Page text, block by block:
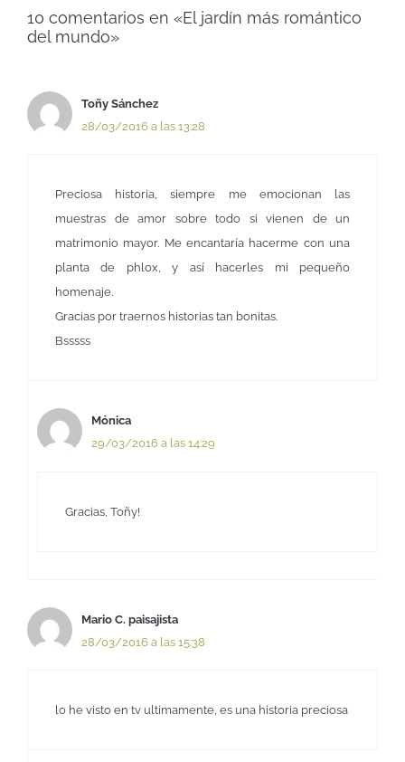
10 comentarios en «El jardín más romántico
del mundo»
Toñy Sánchez
28/03/2016 a las 13:28
Preciosa historia, siempre me emocionan las
muestras de amor sobre todo si vienen de un
matrimonio mayor. Me encantaría hacerme con una
planta de phlox, y así hacerles mi pequeño
homenaje.
Gracias por traernos historias tan bonitas.
Bsssss
Mónica
29/03/2016 a las 14:29
Gracias, Toñy!
Mario C. paisajista
28/03/2016 a las 15:38
lo he visto en tv ultimamente, es una historia preciosa